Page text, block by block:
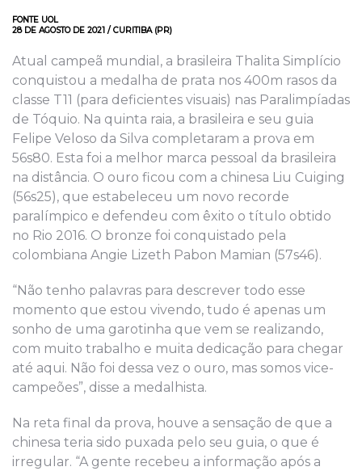
FONTE UOL
28 DE AGOSTO DE 2021 / CURITIBA (PR)
Atual campeã mundial, a brasileira Thalita Simplício
conquistou a medalha de prata nos 400m rasos da
classe T11 (para deficientes visuais) nas Paralimpíadas
de Tóquio. Na quinta raia, a brasileira e seu guia
Felipe Veloso da Silva completaram a prova em
56s80. Esta foi a melhor marca pessoal da brasileira
na distância. O ouro ficou com a chinesa Liu Cuiging
(56s25), que estabeleceu um novo recorde
paralímpico e defendeu com êxito o título obtido
no Rio 2016. O bronze foi conquistado pela
colombiana Angie Lizeth Pabon Mamian (57s46).
“Não tenho palavras para descrever todo esse
momento que estou vivendo, tudo é apenas um
sonho de uma garotinha que vem se realizando,
com muito trabalho e muita dedicação para chegar
até aqui. Não foi dessa vez o ouro, mas somos vice-
campeões”, disse a medalhista.
Na reta final da prova, houve a sensação de que a
chinesa teria sido puxada pelo seu guia, o que é
irregular. “A gente recebeu a informação após a